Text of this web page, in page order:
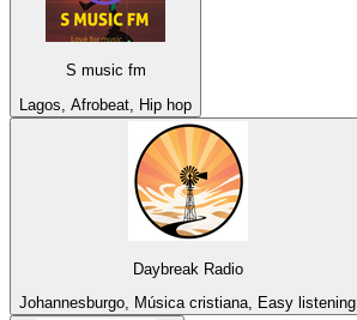
S music fm
Lagos, Afrobeat, Hip hop
Daybreak Radio
Johannesburgo, Música cristiana, Easy listening